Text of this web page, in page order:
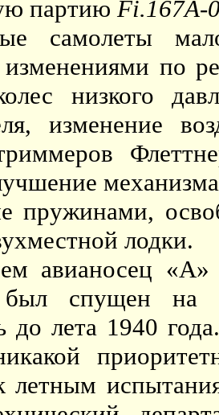
партию Fi.167А-
самолеты
по
низкого
изменение
пружинами,
лодки.
авианосец
был спущен на
до лета 1940
летным